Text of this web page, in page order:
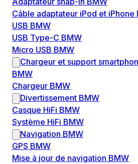
Câble adaptateur iPod et iPhone
USB BMW
USB Type-C BMW
Micro USB BMW
Chargeur et support
BMW
Chargeur BMW
Divertissement BMW
Casque HiFi BMW
Système HiFi BMW
Navigation BMW
GPS BMW
Mise à jour de navigation BMW